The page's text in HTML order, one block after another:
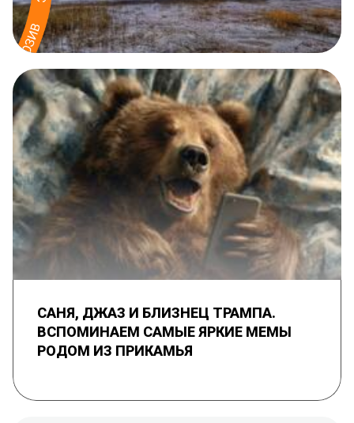
САНЯ, ДЖАЗ И БЛИЗНЕЦ ТРАМПА.
ВСПОМИНАЕМ САМЫЕ ЯРКИЕ МЕМЫ
РОДОМ ИЗ ПРИКАМЬЯ